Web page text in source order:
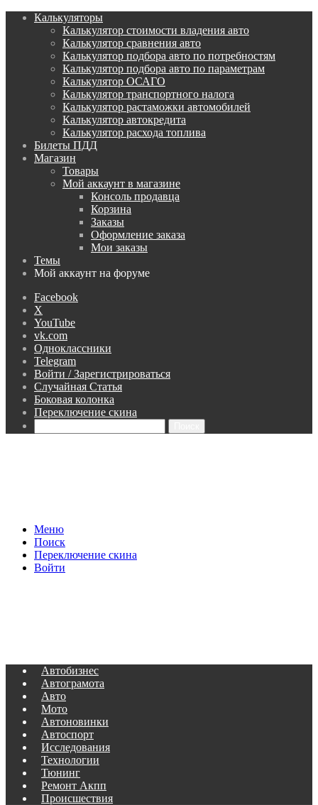
Калькуляторы
Калькулятор стоимости владения авто
Калькулятор сравнения авто
Калькулятор подбора авто по потребностям
Калькулятор подбора авто по параметрам
Калькулятор ОСАГО
Калькулятор транспортного налога
Калькулятор растаможки автомобилей
Калькулятор автокредита
Калькулятор расхода топлива
Билеты ПДД
Магазин
Товары
Мой аккаунт в магазине
Консоль продавца
Корзина
Заказы
Оформление заказа
Мои заказы
Темы
Мой аккаунт на форуме
Facebook
X
YouTube
vk.com
Одноклассники
Telegram
Войти / Зарегистрироваться
Случайная Статья
Боковая колонка
Переключение скина
Меню
Поиск
Переключение скина
Войти
Автобизнес
Автограмота
Авто
Мото
Автоновинки
Автоспорт
Исследования
Технологии
Тюнинг
Ремонт Акпп
Происшествия